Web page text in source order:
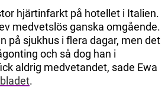
hjärtinfarkt på hotellet i Italien.
medvetslös ganska omgående.
på sjukhus i flera dagar, men det
och så dog han i
aldrig medvetandet, sade Ewa
.